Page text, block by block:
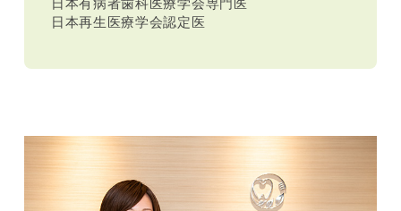
日本有病者歯科医療学会専門医
日本再生医療学会認定医